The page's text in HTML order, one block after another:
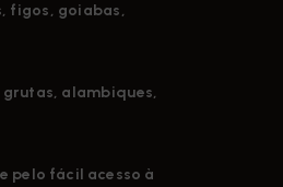
figos, goiabas,
alambiques,
pelo fácil acesso à